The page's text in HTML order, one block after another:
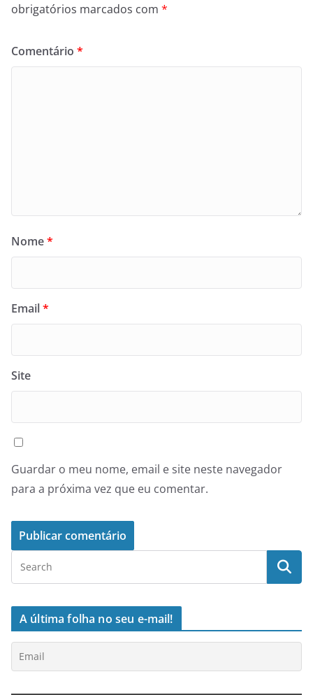
obrigatórios marcados com *
Comentário *
Nome*
Email*
Site
Guardar o meu nome, email e site neste navegador
para a próxima vez que eu comentar.
A última folha no seu e-mail!